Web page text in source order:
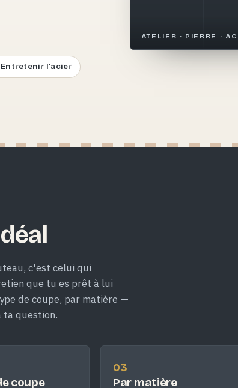
Entretenir l'acier
ATELIER · PIERRE ·
c'est celui qui
que tu es prêt à lui
de coupe, par matière —
ta question.
coupe
03
Par matière